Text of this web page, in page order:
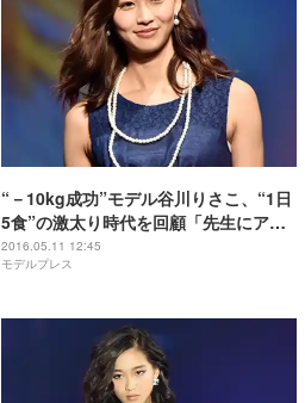
“－10kg成功”モデル谷川りさこ、“1日
5食”の激太り時代を回顧「先生にアン
パン投げつけた」
2016.05.11 12:45
モデルプレス